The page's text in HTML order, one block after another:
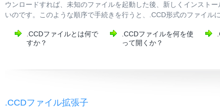
ウンロードすれば、未知のファイルを起動した後、新しくインスト
いのです。このような順序で手続きを行うと、.CCD形式のファイル
.CCDファイルとは何で
すか？
.CCDファイルを何を使
って開くか？
.CCDファイル拡張子